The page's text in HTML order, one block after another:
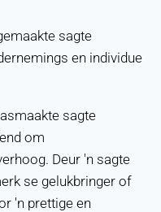
sagte
en individue
sagte
om
Deur 'n sagte
se gelukbringer of
'n prettige en